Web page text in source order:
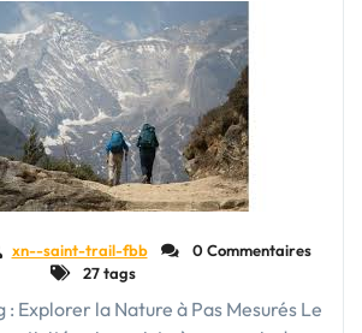
xn--saint-trail-fbb
0 Commentaires
27 tags
: Explorer la Nature à Pas Mesurés Le